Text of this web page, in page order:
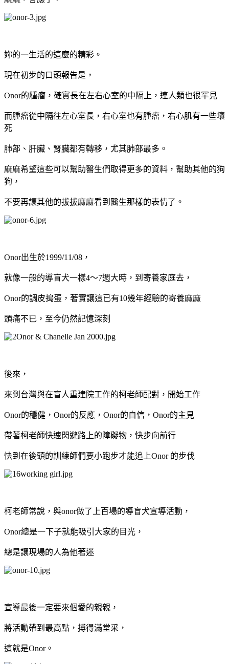
妳的一生活的這麼的精彩。
現在初步的口頭報告是，
Onor的腫瘤，確實長在左右心室的中隔上，連人類也很罕見
而腫瘤從中隔往左心室長，右心室也有腫瘤，右心肌有一些壞
死
肺部、肝臟、腎臟都有轉移，尤其肺部最多。
麻麻希望這些可以幫助醫生們取得更多的資料，幫助其他的狗
狗，
不要再讓其他的拔拔麻麻看到醫生那樣的表情了。
Onor出生於1999/11/08，
就像一般的導盲犬一樣4～7週大時，到寄養家庭去，
Onor的調皮搗蛋，著實讓這已有10幾年經驗的寄養麻麻
頭痛不已，至今仍然記憶深刻
後來，
來到台灣與在盲人重建院工作的柯老師配對，開始工作
Onor的穩健，Onor的反應，Onor的自信，Onor的主見
帶著柯老師快速閃避路上的障礙物，快步向前行
快到在後頭的訓練師們要小跑步才能追上Onor 的步伐
柯老師常說，與onor做了上百場的導盲犬宣導活動，
Onor總是一下子就能吸引大家的目光，
總是讓現場的人為他著迷
宣導最後一定要來個愛的親親，
將活動帶到最高點， 搏得滿堂采，
這就是Onor。